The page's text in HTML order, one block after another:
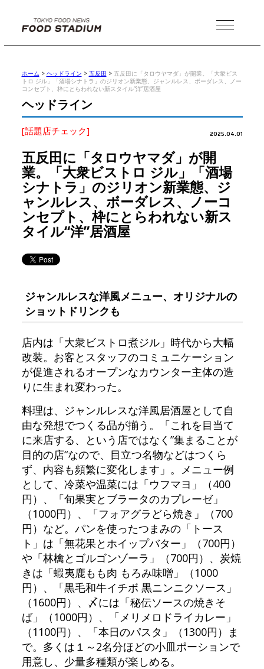
MENU
ホーム > ヘッドライン > 五反田 > 五反田に「タロウヤマダ」が開業。「大衆ビス
トロ ジル」「酒場シナトラ」のジリオン新業態、ジャンルレス、ボーダレス、ノー
コンセプト、枠にとらわれない新スタイル“洋”居酒屋
ヘッドライン
[話題店チェック] 2025.04.01
五反田に「タロウヤマダ」が開
業。「大衆ビストロ ジル」「酒場
シナトラ」のジリオン新業態、ジ
ャンルレス、ボーダレス、ノーコ
ンセプト、枠にとらわれない新ス
タイル“洋”居酒屋
ジャンルレスな洋風メニュー、オリジナルの
ショットドリンクも
店内は「大衆ビストロ煮ジル」時代から大幅
改装。お客とスタッフのコミュニケーション
が促進されるオープンなカウンター主体の造
りに生まれ変わった。
料理は、ジャンルレスな洋風居酒屋として自
由な発想でつくる品が揃う。「これを目当て
に来店する、という店ではなく”集まることが
目的の店“なので、目立つ名物などはつくら
ず、内容も頻繁に変化します」。メニュー例
として、冷菜や温菜には「ウフマヨ」（400
円）、「旬果実とブラータのカプレーゼ」
（1000円）、「フォアグラどら焼き」（700
円）など。パンを使ったつまみの「トース
ト」は「無花果とホイップバター」（700円）
や「林檎とゴルゴンゾーラ」（700円）、炭焼
きは「蝦夷鹿もも肉 もろみ味噌」（1000
円）、「黒毛和牛イチボ 黒ニンニクソース」
（1600円）、〆には「秘伝ソースの焼きそ
ば」（1000円）、「メリメロドライカレー」
（1100円）、「本日のパスタ」（1300円）ま
で。多くは１～2名分ほどの小皿ポーションで
用意し、少量多種類が楽しめる。